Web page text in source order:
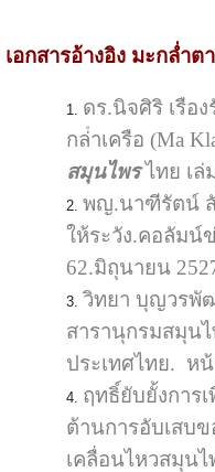
เอกสารอ้างอิง มะกล่ำต
ดร.นิจศิริ เรือ
กล่ําเครือ (Ma
สมุนไพร ไทย เล่
พญ.นาฑีรัตน์
ให้ระวัง.คอลัมน์
62.มิถุนายน
วิทยา บุญวรพั
สารานุกรมสมุน
ประเทศไทย. หน้
ฤทธิ์ยับยั้งการ
ต้านการอับเสบ
เคลื่อนไหวสมุน